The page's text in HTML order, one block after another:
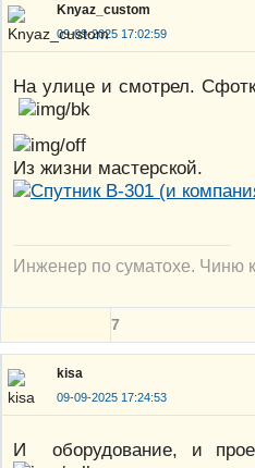
Knyaz_custom
09-09-2025 17:02:59
На улице и смотрел.
Из жизни мастерской.
Инженер по суматохе. Чиню
7
kisa
09-09-2025 17:24:53
И оборудование, и